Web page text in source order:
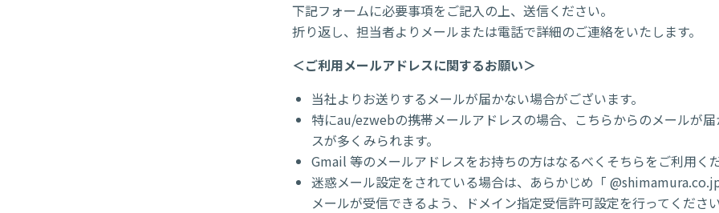
下記フォームに必要事項をご記入の上、送信ください。
折り返し、担当者よりメールまたは電話で詳細のご連絡をいたします。
＜ご利用メールアドレスに関するお願い＞
当社よりお送りするメールが届かない場合がございます。
特にau/ezwebの携帯メールアドレスの場合、こちらからのメールが
スが多くみられます。
Gmail 等のメールアドレスをお持ちの方はなるべくそちらをご利用く
迷惑メール設定をされている場合は、あらかじめ「
メールが受信できるよう、ドメイン指定受信許可設定を行ってくださ